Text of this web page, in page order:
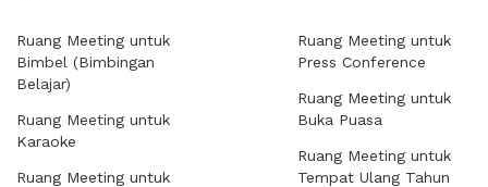
Ruang Meeting untuk
Bimbel (Bimbingan
Belajar)
Ruang Meeting untuk
Karaoke
Ruang Meeting untuk
Ruang Meeting untuk
Press Conference
Ruang Meeting untuk
Buka Puasa
Ruang Meeting untuk
Tempat Ulang Tahun